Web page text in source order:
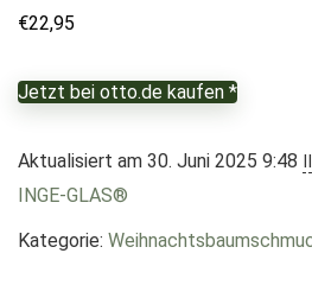
€22,95
Jetzt bei otto.de kaufen *
Aktualisiert am 30. Juni 2025 9:48
INGE-GLAS®
Kategorie: